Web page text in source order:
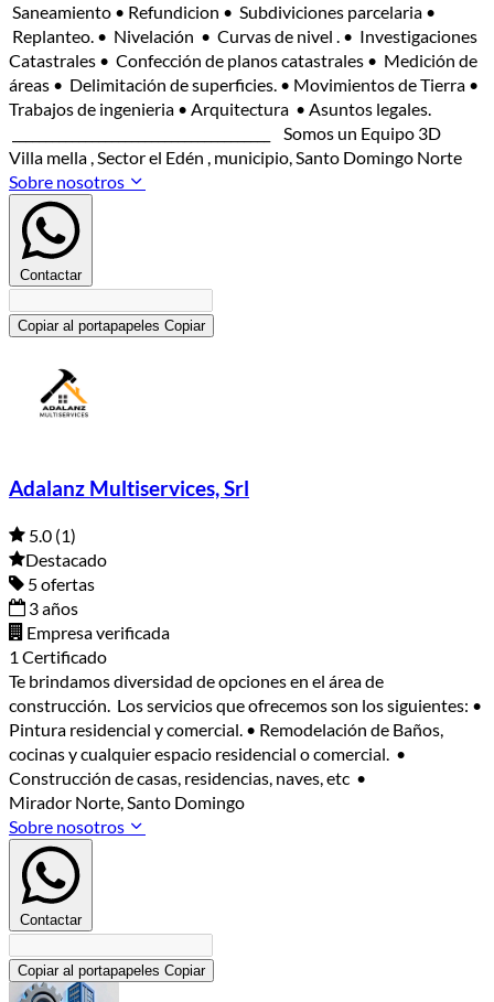
Saneamiento • Refundicion • Subdiviciones parcelaria •
Replanteo. • Nivelación • Curvas de nivel . • Investigaciones
Catastrales • Confección de planos catastrales • Medición de
áreas • Delimitación de superficies. • Movimientos de Tierra •
Trabajos de ingenieria • Arquitectura • Asuntos legales.
_______________________________________ Somos un Equipo 3D
Villa mella , Sector el Edén , municipio, Santo Domingo Norte
Sobre nosotros
Contactar
Copiar al portapapeles Copiar
Adalanz Multiservices, Srl
5.0 (1)
Destacado
5 ofertas
3 años
Empresa verificada
1 Certificado
Te brindamos diversidad de opciones en el área de
construcción. Los servicios que ofrecemos son los siguientes: •
Pintura residencial y comercial. • Remodelación de Baños,
cocinas y cualquier espacio residencial o comercial. •
Construcción de casas, residencias, naves, etc •
Mirador Norte, Santo Domingo
Sobre nosotros
Contactar
Copiar al portapapeles Copiar